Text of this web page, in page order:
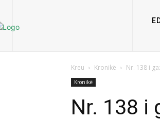
Kreu Kronikë Nr. 138 i
Kronikë
Nr. 138 i